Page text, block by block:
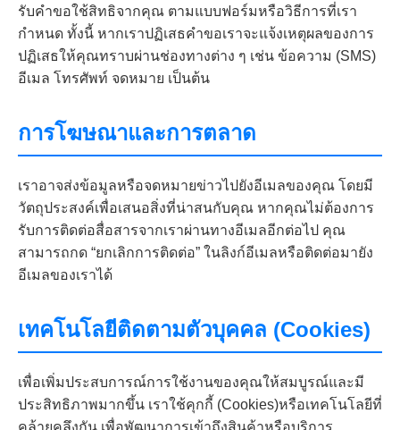
รับคำขอใช้สิทธิจากคุณ ตามแบบฟอร์มหรือวิธีการที่เรา
กำหนด ทั้งนี้ หากเราปฏิเสธคำขอเราจะแจ้งเหตุผลของการ
ปฏิเสธให้คุณทราบผ่านช่องทางต่าง ๆ เช่น ข้อความ (SMS)
อีเมล โทรศัพท์ จดหมาย เป็นต้น
การโฆษณาและการตลาด
เราอาจส่งข้อมูลหรือจดหมายข่าวไปยังอีเมลของคุณ โดยมี
วัตถุประสงค์เพื่อเสนอสิ่งที่น่าสนกับคุณ หากคุณไม่ต้องการ
รับการติดต่อสื่อสารจากเราผ่านทางอีเมลอีกต่อไป คุณ
สามารถกด “ยกเลิกการติดต่อ” ในลิงก์อีเมลหรือติดต่อมายัง
อีเมลของเราได้
เทคโนโลยีติดตามตัวบุคคล (Cookies)
เพื่อเพิ่มประสบการณ์การใช้งานของคุณให้สมบูรณ์และมี
ประสิทธิภาพมากขึ้น เราใช้คุกกี้ (Cookies)หรือเทคโนโลยีที่
คล้ายคลึงกัน เพื่อพัฒนาการเข้าถึงสินค้าหรือบริการ